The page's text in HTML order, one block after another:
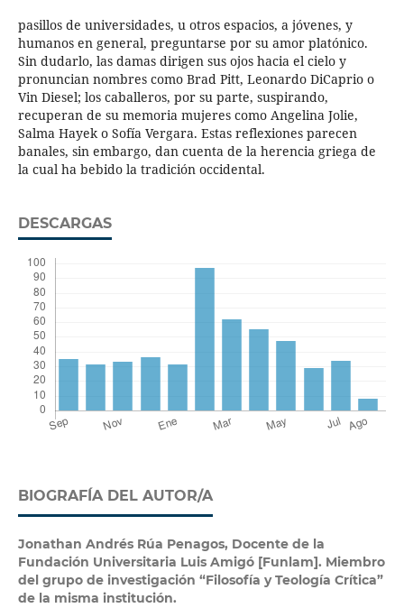
pasillos de universidades, u otros espacios, a jóvenes, y
humanos en general, preguntarse por su amor platónico.
Sin dudarlo, las damas dirigen sus ojos hacia el cielo y
pronuncian nombres como Brad Pitt, Leonardo DiCaprio o
Vin Diesel; los caballeros, por su parte, suspirando,
recuperan de su memoria mujeres como Angelina Jolie,
Salma Hayek o Sofía Vergara. Estas reflexiones parecen
banales, sin embargo, dan cuenta de la herencia griega de
la cual ha bebido la tradición occidental.
DESCARGAS
BIOGRAFÍA DEL AUTOR/A
Jonathan Andrés Rúa Penagos, Docente de la
Fundación Universitaria Luis Amigó [Funlam]. Miembro
del grupo de investigación “Filosofía y Teología Crítica”
de la misma institución.